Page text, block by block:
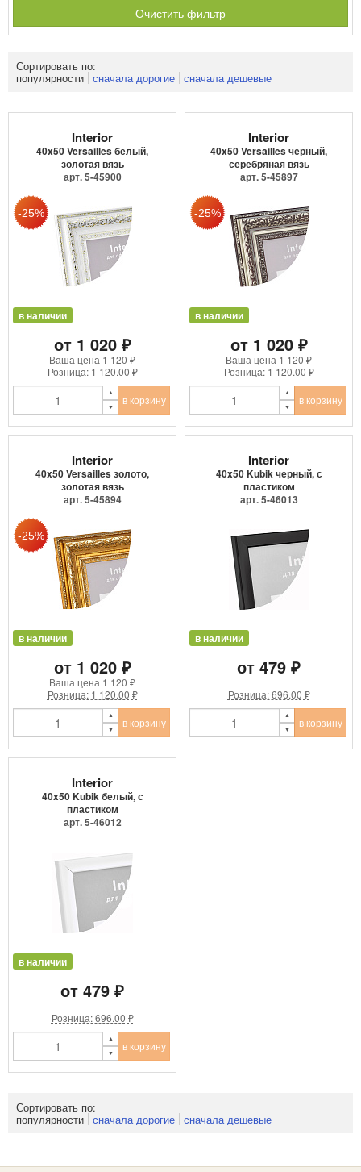
Очистить фильтр
Сортировать по:
популярности сначала дорогие сначала дешевые
Interior
40x50 Versailles белый,
золотая вязь
арт. 5-45900
в наличии
от 1 020 ₽
Ваша цена 1 120 ₽
Розница: 1 120.00 ₽
в корзину
Interior
40x50 Versailles черный,
серебряная вязь
арт. 5-45897
в наличии
от 1 020 ₽
Ваша цена 1 120 ₽
Розница: 1 120.00 ₽
в корзину
Interior
40x50 Versailles золото,
золотая вязь
арт. 5-45894
в наличии
от 1 020 ₽
Ваша цена 1 120 ₽
Розница: 1 120.00 ₽
в корзину
Interior
40x50 Kubik черный, с
пластиком
арт. 5-46013
в наличии
от 479 ₽
Розница: 696.00 ₽
в корзину
Interior
40x50 Kubik белый, с
пластиком
арт. 5-46012
в наличии
от 479 ₽
Розница: 696.00 ₽
в корзину
Сортировать по:
популярности сначала дорогие сначала дешевые